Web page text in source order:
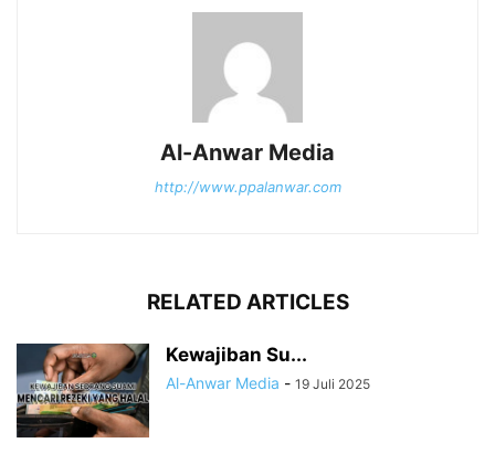
Al-Anwar Media
http://www.ppalanwar.com
RELATED ARTICLES
Kewajiban Su...
Al-Anwar Media - 19 Juli 2025